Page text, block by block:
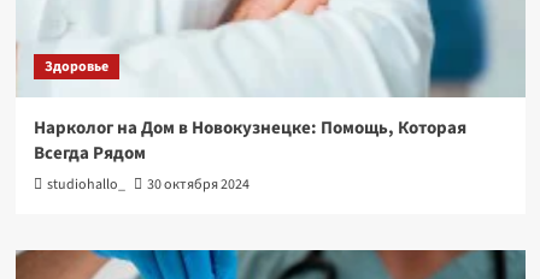
Здоровье
Нарколог на Дом в Новокузнецке: Помощь, Которая
Всегда Рядом
studiohallo_ 30 октября 2024